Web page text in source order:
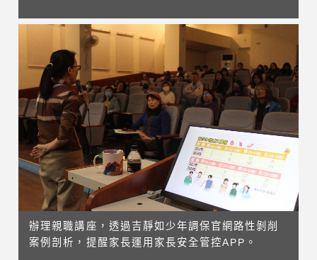
辦理親職講座，透過吉靜如少年調保官網路性剝削
案例剖析，提醒家長運用家長安全管控APP。